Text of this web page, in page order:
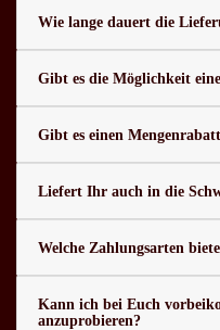
Wie lange dauert die
Gibt es die Möglichkeit
Gibt es einen
Liefert Ihr auch in die
Welche Zahlungsarten
Kann ich bei Euch
anzuprobieren?